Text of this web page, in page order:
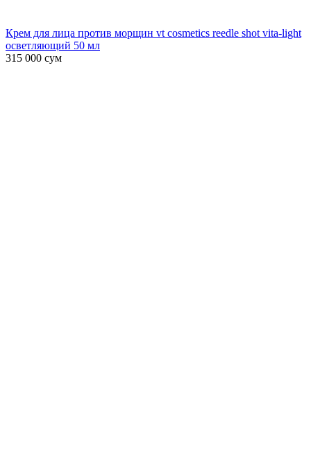
Крем для лица против морщин vt cosmetics reedle shot vita-light
осветляющий 50 мл
315 000 сум